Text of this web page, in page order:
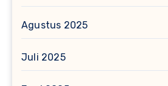
Agustus 2025
Juli 2025